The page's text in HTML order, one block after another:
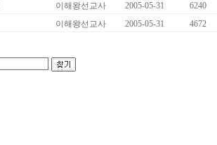
이해왕선교사 2005-05-31
6240
이해왕선교사 2005-05-31
4672